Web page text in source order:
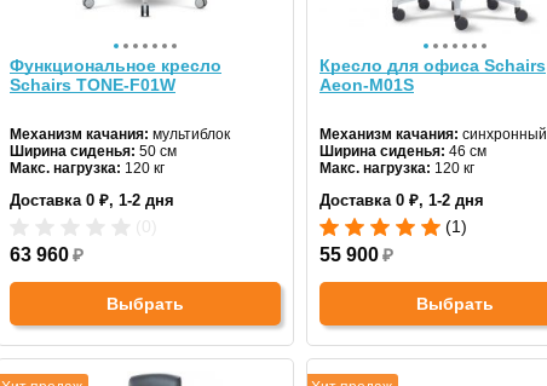
Функциональное кресло
Schairs TONE-F01W
Механизм качания: мультиблок
Ширина сиденья: 50 см
Макс. нагрузка: 120 кг
Материал спинки:ткань
Доставка 0 ₽, 1-2 дня
63 960₽
Выбрать
Кресло для офиса Schairs
Aeon-М01S
Механизм качания: синхронный
Ширина сиденья: 46 см
Макс. нагрузка: 120 кг
Материал спинки:сетка
Регулировка высоты:
Крестовина:металлическая
Доставка 0 ₽, 1-2 дня
(1)
55 900₽
Выбрать